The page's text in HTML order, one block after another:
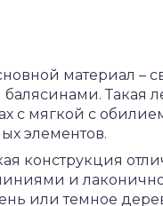
материал –
Такая
с мягкой с
элементов.
конструкция
и
или темное